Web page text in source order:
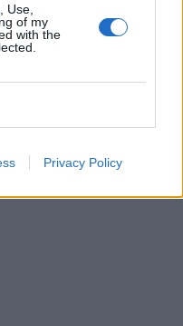
Use,
of my
with the
Privacy Policy